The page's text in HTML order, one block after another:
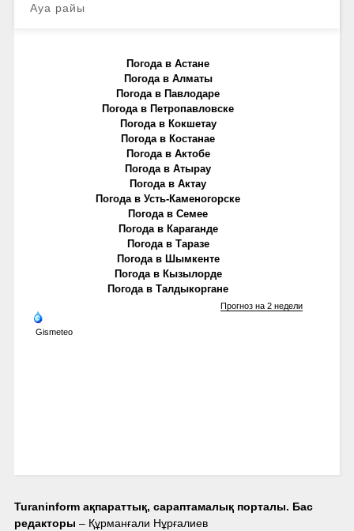
Ауа райы
Погода в Астане
Погода в Алматы
Погода в Павлодаре
Погода в Петропавловске
Погода в Кокшетау
Погода в Костанае
Погода в Актобе
Погода в Атырау
Погода в Актау
Погода в Усть-Каменогорске
Погода в Семее
Погода в Караганде
Погода в Таразе
Погода в Шымкенте
Погода в Кызылорде
Погода в Талдыкоргане
Gismeteo
Прогноз на 2 недели
Turaninform ақпараттық, сараптамалық порталы. Бас
редакторы – Құрманғали Нұрғалиев